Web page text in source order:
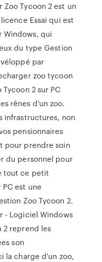
Zoo Tycoon 2 est un
Essai qui est
qui
du type Gestion
par
zoo tycoon
2 sur PC
rênes d'un zoo.
infrastructures, non
pensionnaires
pour prendre soin
du personnel pour
tout ce petit
est une
Zoo Tycoon 2.
- Logiciel Windows
2 reprend les
son
la charge d'un zoo,